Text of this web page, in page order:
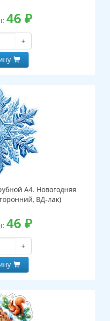
46 ₽
+
А4. Новогодняя
ВД-лак)
46 ₽
+